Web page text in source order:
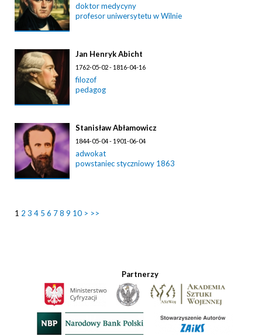
doktor medycyny
profesor uniwersytetu w Wilnie
Jan Henryk Abicht
1762-05-02 - 1816-04-16
filozof
pedagog
Stanisław Abłamowicz
1844-05-04 - 1901-06-04
adwokat
powstaniec styczniowy 1863
1 2 3 4 5 6 78 9 10 > >>
Partnerzy